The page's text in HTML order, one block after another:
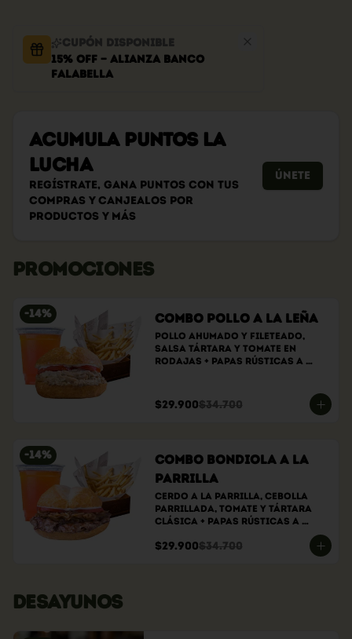
Cupón disponible
15% OFF — Alianza Banco
Falabella
Acumula PUNTOS LA
LUCHA
Regístrate, gana puntos con tus
compras y canjealos por
productos y más
Únete
PROMOCIONES
-14% Combo Pollo a la Leña
Pollo ahumado y fileteado,
Salsa tártara y tomate en
rodajas + papas rústicas a
$29.900$34.700
-14%
Combo bondiola a la
parrilla
Cerdo a la parrilla, cebolla
parrillada, tomate y tártara
clásica + papas rústicas a
$29.900$34.700
DESAYUNOS